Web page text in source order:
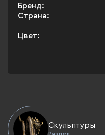
Бренд:
Страна:
Цвет:
Скульптуры
Раздел